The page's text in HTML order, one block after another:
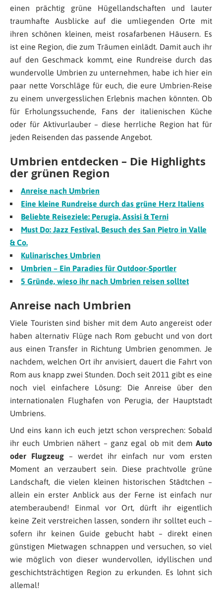
einen prächtig grüne Hügellandschaften und lauter
traumhafte Ausblicke auf die umliegenden Orte mit
ihren schönen kleinen, meist rosafarbenen Häusern. Es
ist eine Region, die zum Träumen einlädt. Damit auch ihr
auf den Geschmack kommt, eine Rundreise durch das
wundervolle Umbrien zu unternehmen, habe ich hier ein
paar nette Vorschläge für euch, die eure Umbrien-Reise
zu einem unvergesslichen Erlebnis machen könnten. Ob
für Erholungssuchende, Fans der italienischen Küche
oder für Aktivurlauber – diese herrliche Region hat für
jeden Reisenden das passende Angebot.
Umbrien entdecken – Die Highlights
der grünen Region
Anreise nach Umbrien
Eine kleine Rundreise durch das grüne Herz Italiens
Beliebte Reiseziele: Perugia, Assisi & Terni
Must Do: Jazz Festival, Besuch des San Pietro in Valle
& Co.
Kulinarisches Umbrien
Umbrien – Ein Paradies für Outdoor-Sportler
5 Gründe, wieso ihr nach Umbrien reisen solltet
Anreise nach Umbrien
Viele Touristen sind bisher mit dem Auto angereist oder
haben alternativ Flüge nach Rom gebucht und von dort
aus einen Transfer in Richtung Umbrien genommen. Je
nachdem, welchen Ort ihr anvisiert, dauert die Fahrt von
Rom aus knapp zwei Stunden. Doch seit 2011 gibt es eine
noch viel einfachere Lösung: Die Anreise über den
internationalen Flughafen von Perugia, der Hauptstadt
Umbriens.
Und eins kann ich euch jetzt schon versprechen: Sobald
ihr euch Umbrien nähert – ganz egal ob mit dem Auto
oder Flugzeug– werdet ihr einfach nur vom ersten
Moment an verzaubert sein. Diese prachtvolle grüne
Landschaft, die vielen kleinen historischen Städtchen –
allein ein erster Anblick aus der Ferne ist einfach nur
atemberaubend! Einmal vor Ort, dürft ihr eigentlich
keine Zeit verstreichen lassen, sondern ihr solltet euch –
sofern ihr keinen Guide gebucht habt – direkt einen
günstigen Mietwagen schnappen und versuchen, so viel
wie möglich von dieser wundervollen, idyllischen und
geschichtsträchtigen Region zu erkunden. Es lohnt sich
allemal!